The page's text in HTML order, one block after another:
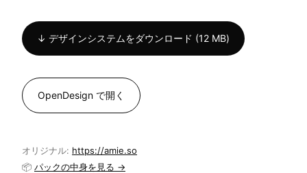
↓ デザインシステムをダウンロード (12 MB)
OpenDesign で開く
オリジナル: https://amie.so
📦 パックの中身を見る →